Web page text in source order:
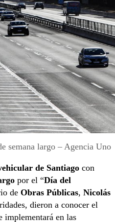
semana largo – Agencia Uno
de Santiago con
por el “Día del
de Obras Públicas, Nicolás
dieron a conocer el
implementará en las